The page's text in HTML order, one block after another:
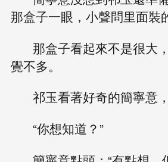
那盒子一眼，小聲問里面裝
那盒子看起來不是很大
覺不多。
祁玉看著好奇的簡寧意
“你想知道？”